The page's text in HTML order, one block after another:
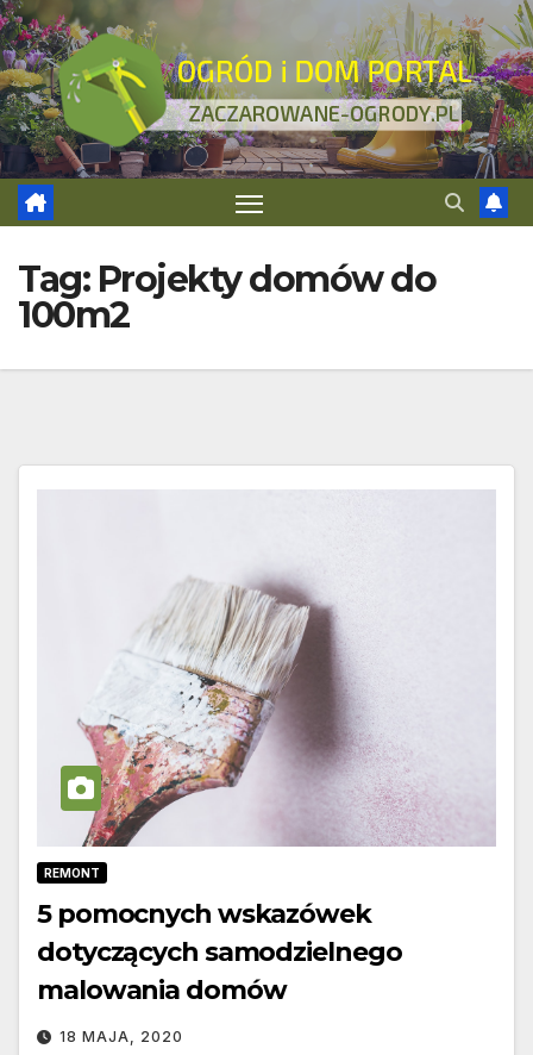
Skip
to
content
Tag: Projekty domów do
100m2
REMONT
5 pomocnych wskazówek
dotyczących samodzielnego
malowania domów
18 MAJA, 2020